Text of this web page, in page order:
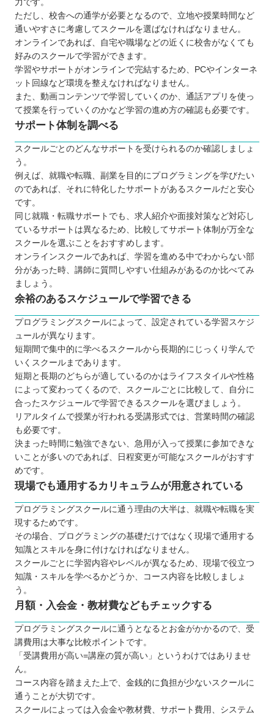
力です。
ただし、校舎への通学が必要となるので、立地や授業時間など
通いやすさに考慮してスクールを選ばなければなりません。
オンラインであれば、自宅や職場などの近くに校舎がなくても
好みのスクールで学習ができます。
学習やサポートがオンラインで完結するため、PCやインターネ
ット回線など環境を整えなければなりません。
また、動画コンテンツで学習していくのか、通話アプリを使っ
て授業を行っていくのかなど学習の進め方の確認も必要です。
サポート体制を調べる
スクールごとのどんなサポートを受けられるのか確認しましょ
う。
例えば、就職や転職、副業を目的にプログラミングを学びたい
のであれば、それに特化したサポートがあるスクールだと安心
です。
同じ就職・転職サポートでも、求人紹介や面接対策など対応し
ているサポートは異なるため、比較してサポート体制が万全な
スクールを選ぶことをおすすめします。
オンラインスクールであれば、学習を進める中でわからない部
分があった時、講師に質問しやすい仕組みがあるのか比べてみ
ましょう。
余裕のあるスケジュールで学習できる
プログラミングスクールによって、設定されている学習スケジ
ュールが異なります。
短期間で集中的に学べるスクールから長期的にじっくり学んで
いくスクールまであります。
短期と長期のどちらが適しているのかはライフスタイルや性格
によって変わってくるので、スクールごとに比較して、自分に
合ったスケジュールで学習できるスクールを選びましょう。
リアルタイムで授業が行われる受講形式では、営業時間の確認
も必要です。
決まった時間に勉強できない、急用が入って授業に参加できな
いことが多いのであれば、日程変更が可能なスクールがおすす
めです。
現場でも通用するカリキュラムが用意されている
プログラミングスクールに通う理由の大半は、就職や転職を実
現するためです。
その場合、プログラミングの基礎だけではなく現場で通用する
知識とスキルを身に付けなければなりません。
スクールごとに学習内容やレベルが異なるため、現場で役立つ
知識・スキルを学べるかどうか、コース内容を比較しましょ
う。
月額・入会金・教材費などもチェックする
プログラミングスクールに通うとなるとお金がかかるので、受
講費用は大事な比較ポイントです。
「受講費用が高い=講座の質が高い」というわけではありませ
ん。
コース内容を踏まえた上で、金銭的に負担が少ないスクールに
通うことが大切です。
スクールによっては入会金や教材費、サポート費用、システム